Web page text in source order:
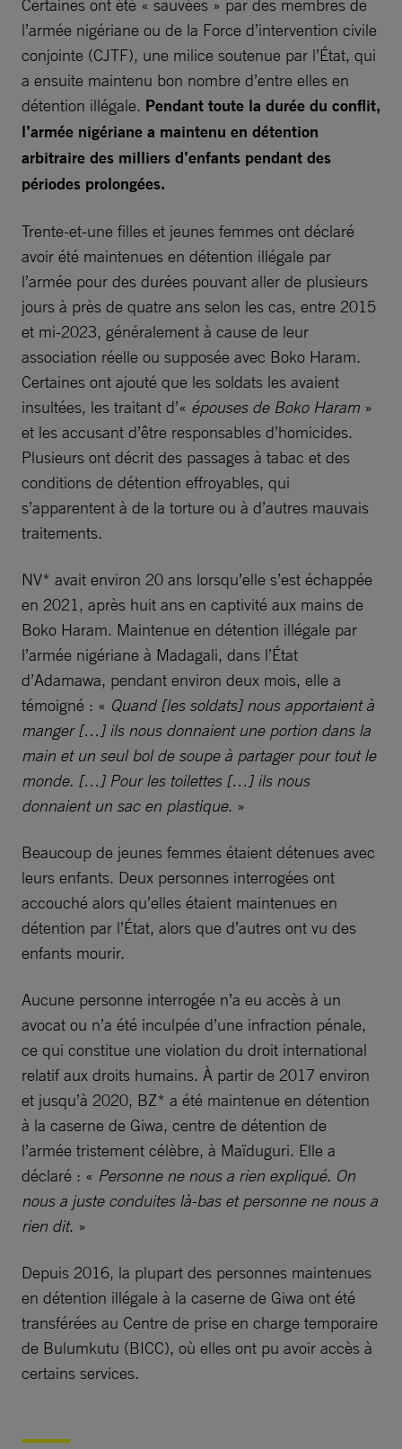
Certaines ont été « sauvées » par des membres de
l’armée nigériane ou de la Force d’intervention civile
conjointe (CJTF), une milice soutenue par l’État, qui
a ensuite maintenu bon nombre d’entre elles en
détention illégale. Pendant toute la durée du conflit,
l’armée nigériane a maintenu en détention
arbitraire des milliers d’enfants pendant des
périodes prolongées.
Trente-et-une filles et jeunes femmes ont déclaré
avoir été maintenues en détention illégale par
l’armée pour des durées pouvant aller de plusieurs
jours à près de quatre ans selon les cas, entre 2015
et mi-2023, généralement à cause de leur
association réelle ou supposée avec Boko Haram.
Certaines ont ajouté que les soldats les avaient
insultées, les traitant d’« épouses de Boko Haram »
et les accusant d’être responsables d’homicides.
Plusieurs ont décrit des passages à tabac et des
conditions de détention effroyables, qui
s’apparentent à de la torture ou à d’autres mauvais
traitements.
NV* avait environ 20 ans lorsqu’elle s’est échappée
en 2021, après huit ans en captivité aux mains de
Boko Haram. Maintenue en détention illégale par
l’armée nigériane à Madagali, dans l’État
d’Adamawa, pendant environ deux mois, elle a
témoigné : « Quand [les soldats] nous apportaient à
manger […] ils nous donnaient une portion dans la
main et un seul bol de soupe à partager pour tout le
monde. […] Pour les toilettes […] ils nous
donnaient un sac en plastique. »
Beaucoup de jeunes femmes étaient détenues avec
leurs enfants. Deux personnes interrogées ont
accouché alors qu’elles étaient maintenues en
détention par l’État, alors que d’autres ont vu des
enfants mourir.
Aucune personne interrogée n’a eu accès à un
avocat ou n’a été inculpée d’une infraction pénale,
ce qui constitue une violation du droit international
relatif aux droits humains. À partir de 2017 environ
et jusqu’à 2020, BZ* a été maintenue en détention
à la caserne de Giwa, centre de détention de
l’armée tristement célèbre, à Maïduguri. Elle a
déclaré : « Personne ne nous a rien expliqué. On
nous a juste conduites là-bas et personne ne nous a
rien dit. »
Depuis 2016, la plupart des personnes maintenues
en détention illégale à la caserne de Giwa ont été
transférées au Centre de prise en charge temporaire
de Bulumkutu (BICC), où elles ont pu avoir accès à
certains services.